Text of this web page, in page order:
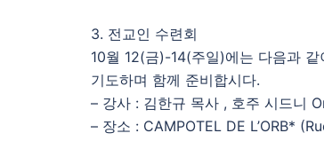
3. 전교인 수련회
10월 12(금)-14(주일)에는 다음과
기도하며 함께 준비합시다.
– 강사 : 김한규 목사 , 호주 시드니
– 장소 : CAMPOTEL DE L’ORB*